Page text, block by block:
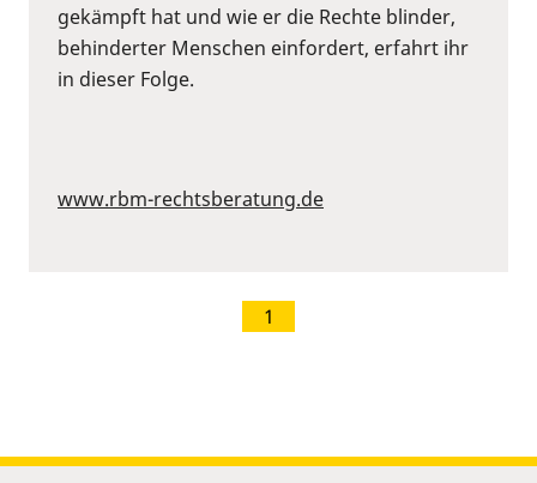
gekämpft hat und wie er die Rechte blinder,
behinderter Menschen einfordert, erfahrt ihr
in dieser Folge.
www.rbm-rechtsberatung.de
1